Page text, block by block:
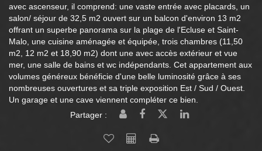
avec ascenseur, il comprend: une vaste entrée avec placards, un
salon/ séjour de 32,5 m2 ouvert sur un balcon d'environ 13 m2
offrant un superbe panorama sur la plage de l'Ecluse et Saint-
Malo, une cuisine aménagée et équipée, trois chambres (11,50
m2, 12 m2 et 18,90 m2) dont une avec accès extérieur et vue
mer, une salle de bains et wc indépendants. Cet appartement aux
volumes généreux bénéficie d'une belle luminosité grâce à ses
nombreuses ouvertures et sa triple exposition Est / Sud / Ouest.
Un garage et une cave viennent compléter ce bien.
Partager :